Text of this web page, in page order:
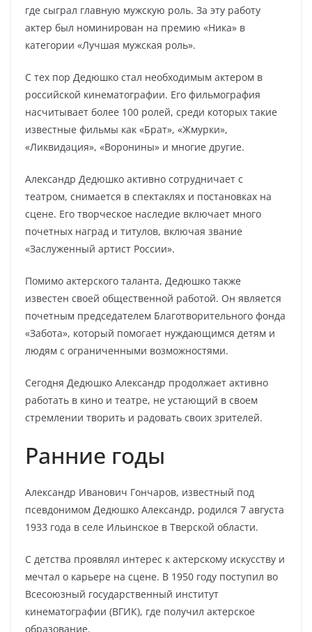
где сыграл главную мужскую роль. За эту работу
актер был номинирован на премию «Ника» в
категории «Лучшая мужская роль».
С тех пор Дедюшко стал необходимым актером в
российской кинематографии. Его фильмография
насчитывает более 100 ролей, среди которых такие
известные фильмы как «Брат», «Жмурки»,
«Ликвидация», «Воронины» и многие другие.
Александр Дедюшко активно сотрудничает с
театром, снимается в спектаклях и постановках на
сцене. Его творческое наследие включает много
почетных наград и титулов, включая звание
«Заслуженный артист России».
Помимо актерского таланта, Дедюшко также
известен своей общественной работой. Он является
почетным председателем Благотворительного фонда
«Забота», который помогает нуждающимся детям и
людям с ограниченными возможностями.
Сегодня Дедюшко Александр продолжает активно
работать в кино и театре, не устающий в своем
стремлении творить и радовать своих зрителей.
Ранние годы
Александр Иванович Гончаров, известный под
псевдонимом Дедюшко Александр, родился 7 августа
1933 года в селе Ильинское в Тверской области.
С детства проявлял интерес к актерскому искусству и
мечтал о карьере на сцене. В 1950 году поступил во
Всесоюзный государственный институт
кинематографии (ВГИК), где получил актерское
образование.